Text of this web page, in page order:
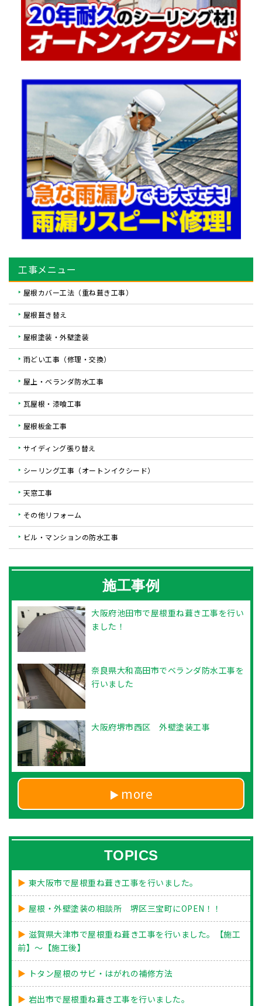
工事メニュー
屋根カバー工法（重ね葺き工事）
屋根葺き替え
屋根塗装・外壁塗装
雨どい工事（修理・交換）
屋上・ベランダ防水工事
瓦屋根・漆喰工事
屋根板金工事
サイディング張り替え
シーリング工事（オートンイクシード）
天窓工事
その他リフォーム
ビル・マンションの防水工事
施工事例
大阪府池田市で屋根重ね葺き工事を行い
ました！
奈良県大和高田市でベランダ防水工事を
行いました
大阪府堺市西区 外壁塗装工事
more
TOPICS
東大阪市で屋根重ね葺き工事を行いました。
屋根・外壁塗装の相談所 堺区三宝町にOPEN！！
滋賀県大津市で屋根重ね葺き工事を行いました。【施工
前】～【施工後】
トタン屋根のサビ・はがれの補修方法
岩出市で屋根重ね葺き工事を行いました。